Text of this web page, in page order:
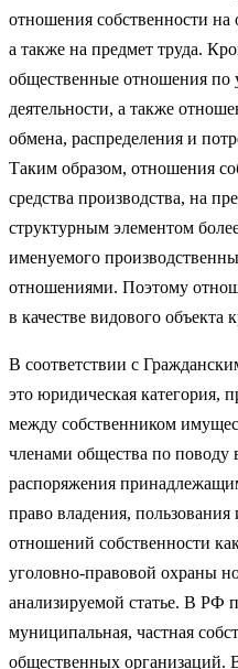
отношения собственности на
а также на предмет труда.
общественные отношения по
деятельности, а также
обмена, распределения и
Таким образом, отношения
средства производства, на
структурным элементом
именуемого
отношениями. Поэтому
в качестве видового объекта
В соответствии с
это юридическая категория,
между собственником
членами общества по поводу
распоряжения
право владения,
отношений собственности
уголовно-правовой охраны
анализируемой статье. В РФ
муниципальная, частная
общественных организаций.